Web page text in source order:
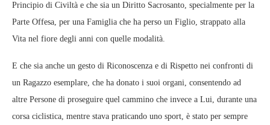
Principio di Civiltà e che sia un Diritto Sacrosanto, specialmente per la
Parte Offesa, per una Famiglia che ha perso un Figlio, strappato alla
Vita nel fiore degli anni con quelle modalità.
E che sia anche un gesto di Riconoscenza e di Rispetto nei confronti di
un Ragazzo esemplare, che ha donato i suoi organi, consentendo ad
altre Persone di proseguire quel cammino che invece a Lui, durante una
corsa ciclistica, mentre stava praticando uno sport, è stato per sempre